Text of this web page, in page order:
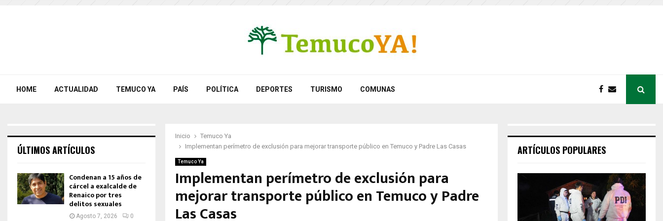
HOME ACTUALIDAD TEMUCO YA PAÍS POLÍTICA DEPORTES TURISMO COMUNAS
Inicio
Temuco Ya
Implementan perímetro de exclusión para mejorar transporte público en Temuco y Padre Las Casas
Temuco Ya
Implementan perímetro de exclusión para
mejorar transporte público en Temuco y Padre
Las Casas
ÚLTIMOS ARTÍCULOS
Condenan a 15 años de
cárcel a exalcalde de
Renaico por tres
delitos sexuales
Agosto 7, 2026 0
ARTÍCULOS POPULARES